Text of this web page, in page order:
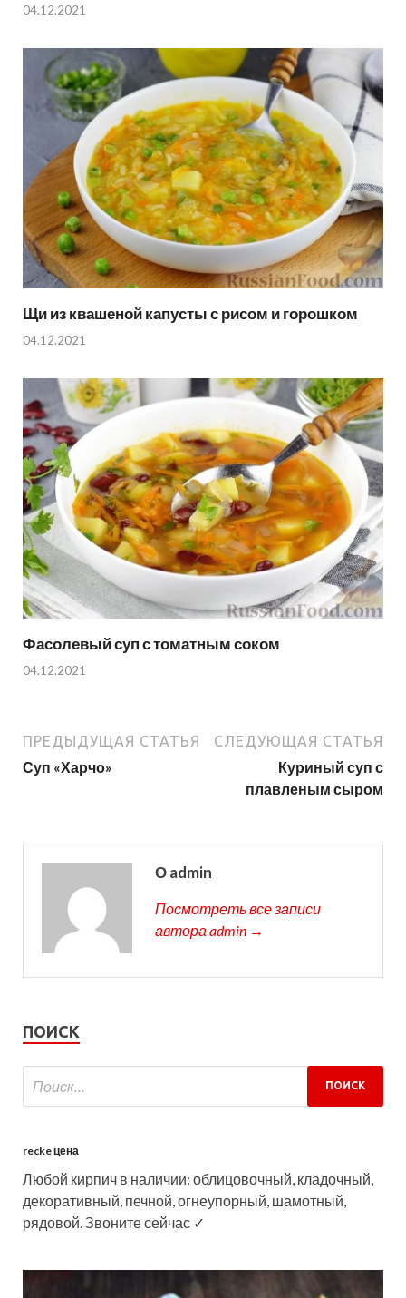
04.12.2021
Щи из квашеной капусты с рисом и горошком
04.12.2021
Фасолевый суп с томатным соком
04.12.2021
ПРЕДЫДУЩАЯ СТАТЬЯ
Суп «Харчо»
СЛЕДУЮЩАЯ СТАТЬЯ
Куриный суп с
плавленым сыром
О admin
Посмотреть все записи
автора admin →
ПОИСК
recke цена
Любой кирпич в наличии: облицовочный, кладочный,
декоративный, печной, огнеупорный, шамотный,
рядовой. Звоните сейчас ✓